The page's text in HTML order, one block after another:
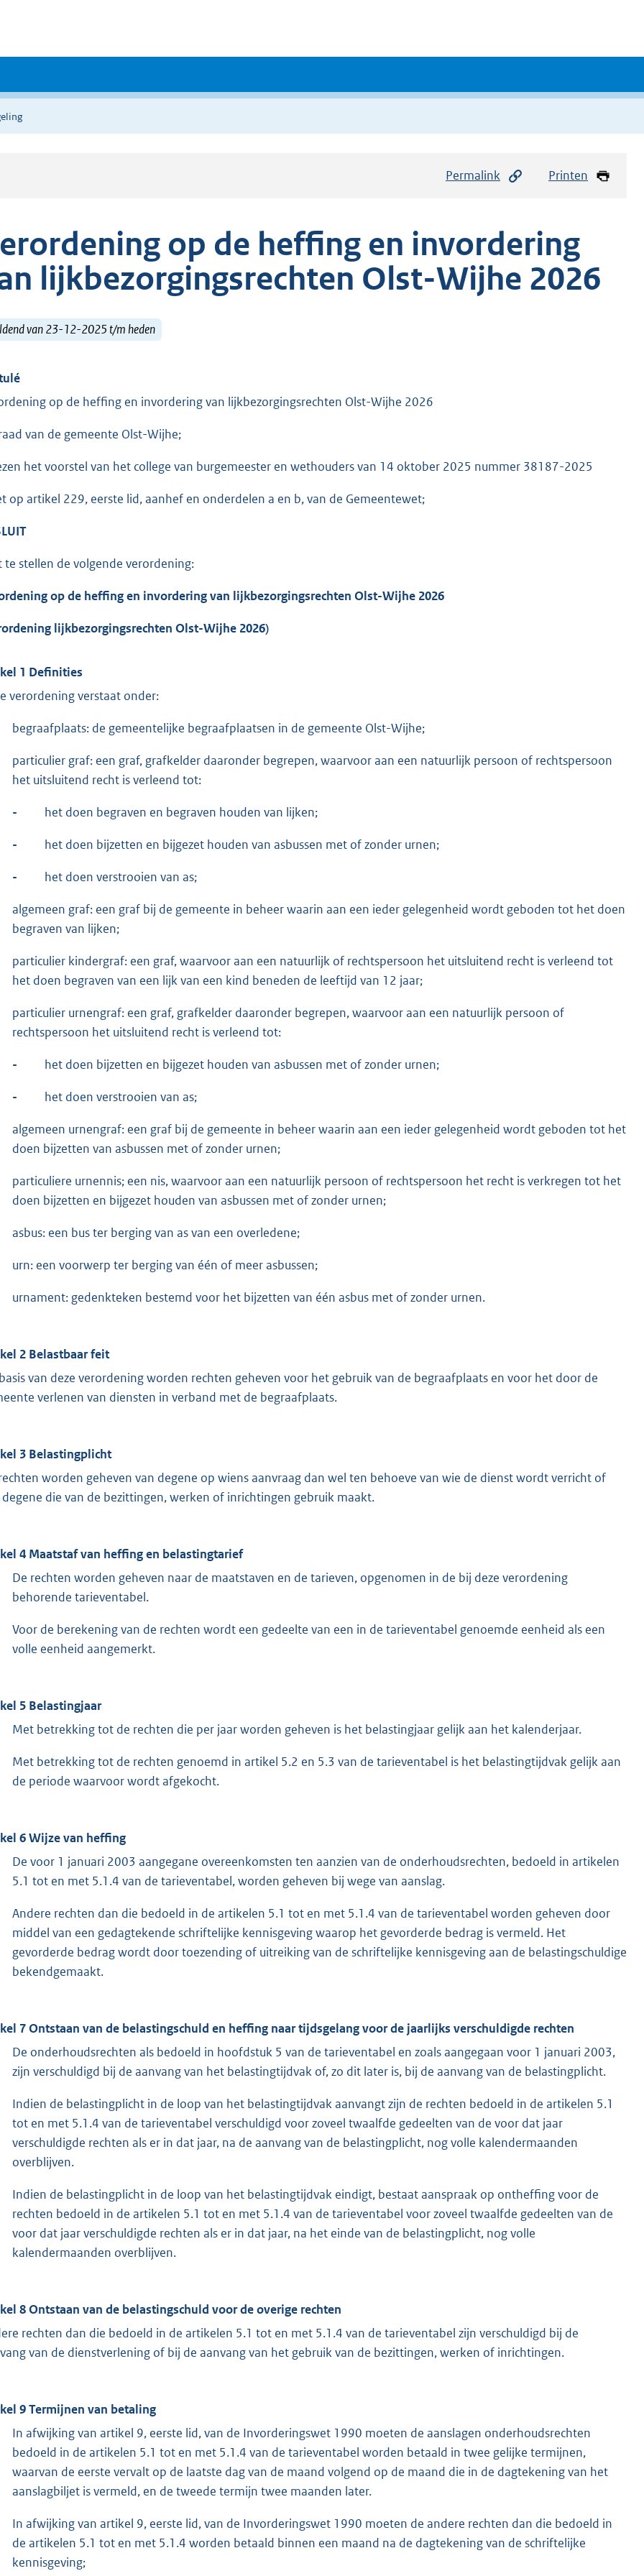
Permalink Printen
op de heffing en invordering
lijkbezorgingsrechten Olst-Wijhe 2026
van 23-12-2025 t/m heden
op de heffing en invordering van lijkbezorgingsrechten Olst-Wijhe 2026
van de gemeente Olst-Wijhe;
het voorstel van het college van burgemeester en wethouders van 14 oktober 2025 nummer 38187-2025
op artikel 229, eerste lid, aanhef en onderdelen a en b, van de Gemeentewet;
te stellen de volgende verordening:
op de heffing en invordering van lijkbezorgingsrechten Olst-Wijhe 2026
lijkbezorgingsrechten Olst-Wijhe 2026)
1 Definities
verordening verstaat onder:
begraafplaats: de gemeentelijke begraafplaatsen in de gemeente Olst-Wijhe;
particulier graf: een graf, grafkelder daaronder begrepen, waarvoor aan een natuurlijk persoon of rechtspersoon
het uitsluitend recht is verleend tot:
- het doen begraven en begraven houden van lijken;
- het doen bijzetten en bijgezet houden van asbussen met of zonder urnen;
- het doen verstrooien van as;
algemeen graf: een graf bij de gemeente in beheer waarin aan een ieder gelegenheid wordt geboden tot het doen
begraven van lijken;
particulier kindergraf: een graf, waarvoor aan een natuurlijk of rechtspersoon het uitsluitend recht is verleend tot
het doen begraven van een lijk van een kind beneden de leeftijd van 12 jaar;
particulier urnengraf: een graf, grafkelder daaronder begrepen, waarvoor aan een natuurlijk persoon of
rechtspersoon het uitsluitend recht is verleend tot:
- het doen bijzetten en bijgezet houden van asbussen met of zonder urnen;
- het doen verstrooien van as;
algemeen urnengraf: een graf bij de gemeente in beheer waarin aan een ieder gelegenheid wordt geboden tot het
doen bijzetten van asbussen met of zonder urnen;
particuliere urnennis; een nis, waarvoor aan een natuurlijk persoon of rechtspersoon het recht is verkregen tot het
doen bijzetten en bijgezet houden van asbussen met of zonder urnen;
asbus: een bus ter berging van as van een overledene;
urn: een voorwerp ter berging van één of meer asbussen;
urnament: gedenkteken bestemd voor het bijzetten van één asbus met of zonder urnen.
2 Belastbaar feit
van deze verordening worden rechten geheven voor het gebruik van de begraafplaats en voor het door de
verlenen van diensten in verband met de begraafplaats.
3 Belastingplicht
worden geheven van degene op wiens aanvraag dan wel ten behoeve van wie de dienst wordt verricht of
die van de bezittingen, werken of inrichtingen gebruik maakt.
4 Maatstaf van heffing en belastingtarief
De rechten worden geheven naar de maatstaven en de tarieven, opgenomen in de bij deze verordening
behorende tarieventabel.
Voor de berekening van de rechten wordt een gedeelte van een in de tarieventabel genoemde eenheid als een
volle eenheid aangemerkt.
5 Belastingjaar
Met betrekking tot de rechten die per jaar worden geheven is het belastingjaar gelijk aan het kalenderjaar.
Met betrekking tot de rechten genoemd in artikel 5.2 en 5.3 van de tarieventabel is het belastingtijdvak gelijk aan
de periode waarvoor wordt afgekocht.
6 Wijze van heffing
De voor 1 januari 2003 aangegane overeenkomsten ten aanzien van de onderhoudsrechten, bedoeld in artikelen
5.1 tot en met 5.1.4 van de tarieventabel, worden geheven bij wege van aanslag.
Andere rechten dan die bedoeld in de artikelen 5.1 tot en met 5.1.4 van de tarieventabel worden geheven door
middel van een gedagtekende schriftelijke kennisgeving waarop het gevorderde bedrag is vermeld. Het
gevorderde bedrag wordt door toezending of uitreiking van de schriftelijke kennisgeving aan de belastingschuldige
bekendgemaakt.
7 Ontstaan van de belastingschuld en heffing naar tijdsgelang voor de jaarlijks verschuldigde rechten
De onderhoudsrechten als bedoeld in hoofdstuk 5 van de tarieventabel en zoals aangegaan voor 1 januari 2003,
zijn verschuldigd bij de aanvang van het belastingtijdvak of, zo dit later is, bij de aanvang van de belastingplicht.
Indien de belastingplicht in de loop van het belastingtijdvak aanvangt zijn de rechten bedoeld in de artikelen 5.1
tot en met 5.1.4 van de tarieventabel verschuldigd voor zoveel twaalfde gedeelten van de voor dat jaar
verschuldigde rechten als er in dat jaar, na de aanvang van de belastingplicht, nog volle kalendermaanden
overblijven.
Indien de belastingplicht in de loop van het belastingtijdvak eindigt, bestaat aanspraak op ontheffing voor de
rechten bedoeld in de artikelen 5.1 tot en met 5.1.4 van de tarieventabel voor zoveel twaalfde gedeelten van de
voor dat jaar verschuldigde rechten als er in dat jaar, na het einde van de belastingplicht, nog volle
kalendermaanden overblijven.
8 Ontstaan van de belastingschuld voor de overige rechten
rechten dan die bedoeld in de artikelen 5.1 tot en met 5.1.4 van de tarieventabel zijn verschuldigd bij de
van de dienstverlening of bij de aanvang van het gebruik van de bezittingen, werken of inrichtingen.
9 Termijnen van betaling
In afwijking van artikel 9, eerste lid, van de Invorderingswet 1990 moeten de aanslagen onderhoudsrechten
bedoeld in de artikelen 5.1 tot en met 5.1.4 van de tarieventabel worden betaald in twee gelijke termijnen,
waarvan de eerste vervalt op de laatste dag van de maand volgend op de maand die in de dagtekening van het
aanslagbiljet is vermeld, en de tweede termijn twee maanden later.
In afwijking van artikel 9, eerste lid, van de Invorderingswet 1990 moeten de andere rechten dan die bedoeld in
de artikelen 5.1 tot en met 5.1.4 worden betaald binnen een maand na de dagtekening van de schriftelijke
kennisgeving;